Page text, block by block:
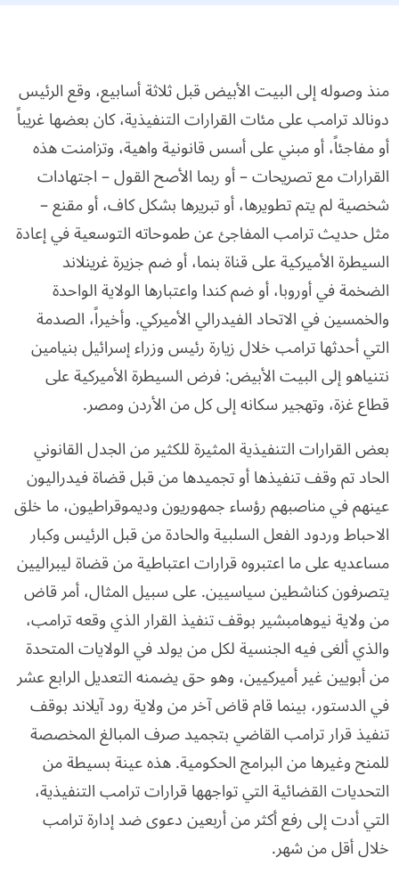
منذ وصوله إلى البيت الأبيض قبل ثلاثة أسابيع، وقع الرئيس
دونالد ترامب على مئات القرارات التنفيذية، كان بعضها غريباً
أو مفاجئاً، أو مبني على أسس قانونية واهية، وتزامنت هذه
القرارات مع تصريحات – أو ربما الأصح القول – اجتهادات
شخصية لم يتم تطويرها، أو تبريرها بشكل كاف، أو مقنع –
مثل حديث ترامب المفاجئ عن طموحاته التوسعية في إعادة
السيطرة الأميركية على قناة بنما، أو ضم جزيرة غرينلاند
الضخمة في أوروبا، أو ضم كندا واعتبارها الولاية الواحدة
والخمسين في الاتحاد الفيدرالي الأميركي. وأخيراً، الصدمة
التي أحدثها ترامب خلال زيارة رئيس وزراء إسرائيل بنيامين
نتنياهو إلى البيت الأبيض: فرض السيطرة الأميركية على
قطاع غزة، وتهجير سكانه إلى كل من الأردن ومصر.
بعض القرارات التنفيذية المثيرة للكثير من الجدل القانوني
الحاد تم وقف تنفيذها أو تجميدها من قبل قضاة فيدراليون
عينهم في مناصبهم رؤساء جمهوريون وديموقراطيون، ما خلق
الاحباط وردود الفعل السلبية والحادة من قبل الرئيس وكبار
مساعديه على ما اعتبروه قرارات اعتباطية من قضاة ليبراليين
يتصرفون كناشطين سياسيين. على سبيل المثال، أمر قاض
من ولاية نيوهامبشير بوقف تنفيذ القرار الذي وقعه ترامب،
والذي ألغى فيه الجنسية لكل من يولد في الولايات المتحدة
من أبويين غير أميركيين، وهو حق يضمنه التعديل الرابع عشر
في الدستور، بينما قام قاض آخر من ولاية رود آيلاند بوقف
تنفيذ قرار ترامب القاضي بتجميد صرف المبالغ المخصصة
للمنح وغيرها من البرامج الحكومية. هذه عينة بسيطة من
التحديات القضائية التي تواجهها قرارات ترامب التنفيذية،
التي أدت إلى رفع أكثر من أربعين دعوى ضد إدارة ترامب
خلال أقل من شهر.